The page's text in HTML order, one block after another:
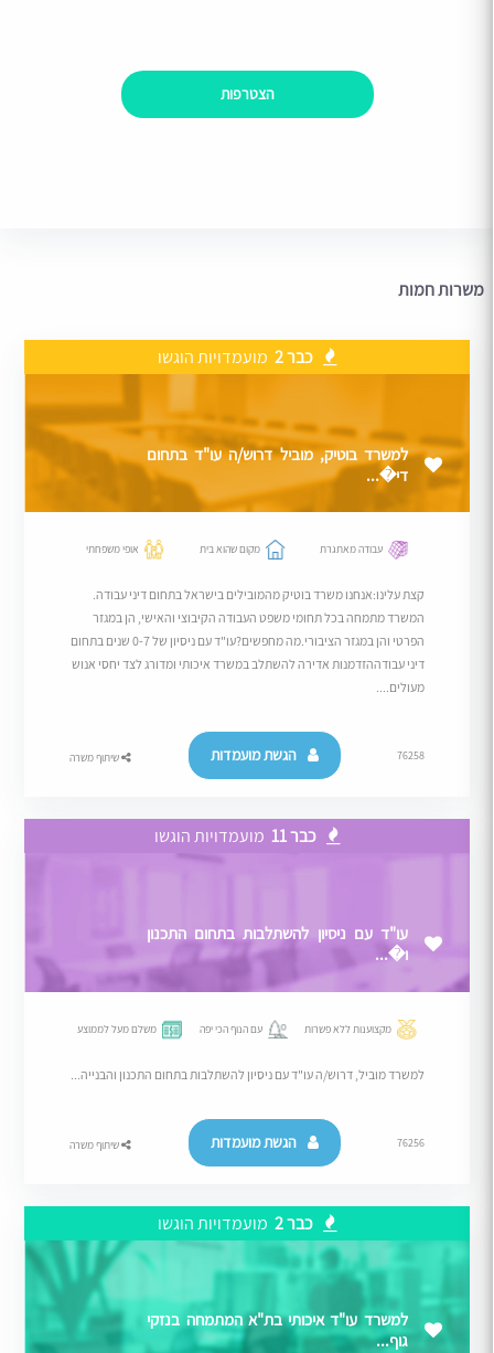
הצטרפות
משרות חמות
כבר 2 מועמדויות הוגשו
למשרד בוטיק, מוביל דרוש/ה עו"ד בתחום
די�...
עבודה מאתגרת מקום שהוא בית אופי משפחתי
קצת עלינו:אנחנו משרד בוטיק מהמובילים בישראל בתחום דיני עבודה.
המשרד מתמחה בכל תחומי משפט העבודה הקיבוצי והאישי, הן במגזר
הפרטי והן במגזר הציבורי.מה מחפשים?עו"ד עם ניסיון של 0-7 שנים בתחום
דיני עבודההזדמנות אדירה להשתלב במשרד איכותי ומדורג לצד יחסי אנוש
מעולים....
76258 הגשת מועמדות שיתוף משרה
כבר 11 מועמדויות הוגשו
עו"ד עם ניסיון להשתלבות בתחום התכנון
ו�...
מקצוענות ללא פשרות עם הנוף הכי יפה משלם מעל לממוצע
למשרד מוביל, דרוש/ה עו"ד עם ניסיון להשתלבות בתחום התכנון והבנייה...
76256 הגשת מועמדות שיתוף משרה
כבר 2 מועמדויות הוגשו
למשרד עו"ד איכותי בת"א המתמחה בנזקי
גוף...